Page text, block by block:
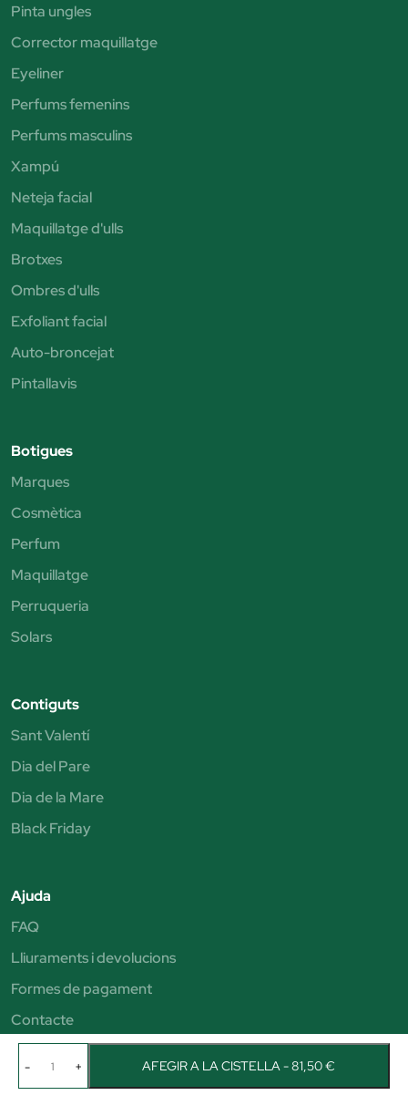
- + AFEGIR A LA CISTELLA - 81,50 €
Pinta ungles
Corrector maquillatge
Eyeliner
Perfums femenins
Perfums masculins
Xampú
Neteja facial
Maquillatge d'ulls
Brotxes
Ombres d'ulls
Exfoliant facial
Auto-broncejat
Pintallavis
Botigues
Marques
Cosmètica
Perfum
Maquillatge
Perruqueria
Solars
Contiguts
Sant Valentí
Dia del Pare
Dia de la Mare
Black Friday
Ajuda
FAQ
Lliuraments i devolucions
Formes de pagament
Contacte